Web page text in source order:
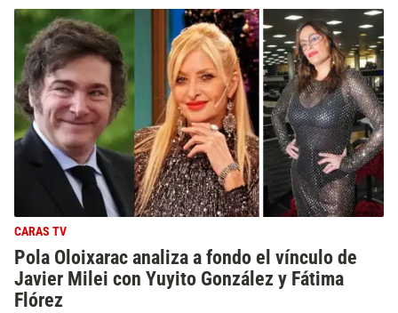
CARAS TV
Pola Oloixarac analiza a fondo el vínculo de
Javier Milei con Yuyito González y Fátima
Flórez